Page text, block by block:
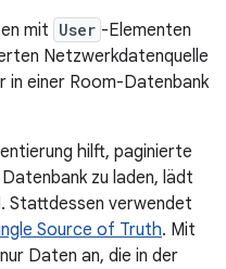
mit User -Elementen
Netzwerkdatenquelle
in einer Room-Datenbank
hilft, paginierte
zu laden, lädt
Stattdessen verwendet
Source of Truth. Mit
Daten an, die in der